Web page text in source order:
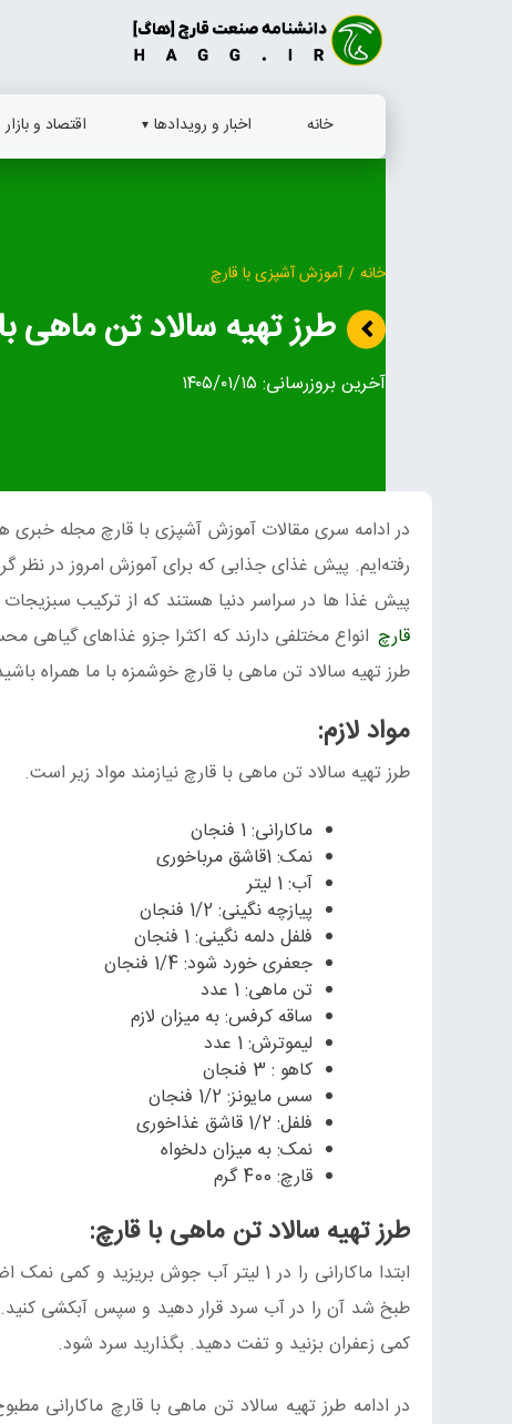
خانه اخبار و رویدادها اقتصاد و بازار
خانه / آموزش آشپزی با قارچ
طرز تهیه سالاد تن ماهی
آخرین بروزرسانی: ۱۴۰۵/۰۱/۱۵
در ادامه سری مقالات آموزش آشپزی با قارچ مجله
رفته‌ایم. پیش غذای جذابی که برای آموزش امروز در نظر
پیش غذا ها در سراسر دنیا هستند که از ترکیب
قارچ انواع مختلفی دارند که اکثرا جزو غذاهای گیاهی
طرز تهیه سالاد تن ماهی با قارچ خوشمزه با ما همراه
مواد لازم:
طرز تهیه سالاد تن ماهی با قارچ نیازمند مواد زیر است.
ماکارانی: 1 فنجان
نمک: 1قاشق مرباخوری
آب: 1 لیتر
پیازچه نگینی: 1/2 فنجان
فلفل دلمه نگینی: 1 فنجان
جعفری خورد شود: 1/4 فنجان
تن ماهی: 1 عدد
ساقه کرفس: به میزان لازم
لیموترش: 1 عدد
کاهو : 3 فنجان
سس مایونز: 1/2 فنجان
فلفل: 1/2 قاشق غذاخوری
نمک: به میزان دلخواه
قارچ: 400 گرم
طرز تهیه سالاد تن ماهی با قارچ:
طبخ شد آن را در آب سرد قرار دهید و سپس آبکشی کنید.
کمی زعفران بزنید و تفت دهید. بگذارید سرد شود.
در ادامه طرز تهیه سالاد تن ماهی با قارچ ماکارانی